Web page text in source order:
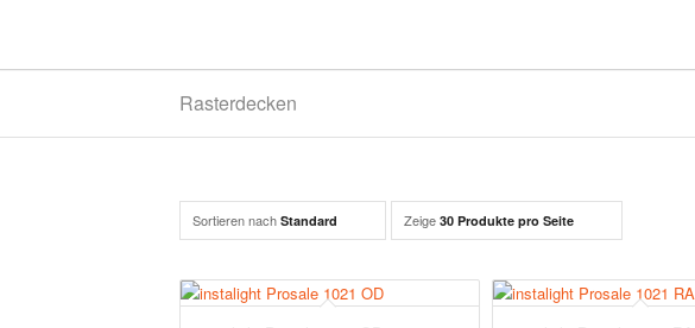
Rasterdecken
Sortieren nach Standard Zeige 30 Produkte pro Seite